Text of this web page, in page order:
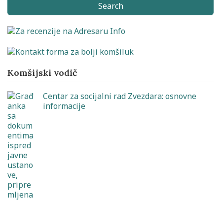
Search
Komšijski vodič
Centar za socijalni rad Zvezdara: osnovne
informacije